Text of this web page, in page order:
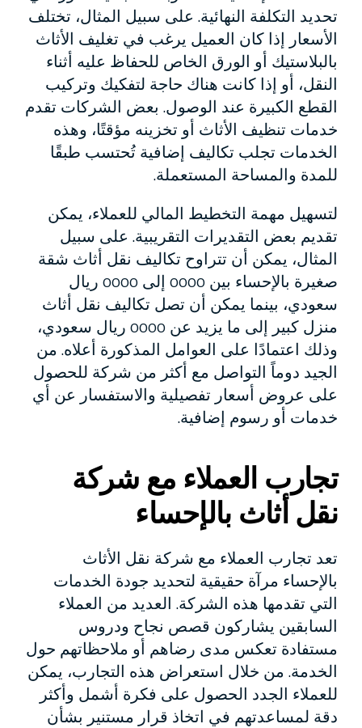
تحديد التكلفة النهائية. على سبيل المثال، تختلف
الأسعار إذا كان العميل يرغب في تغليف الأثاث
بالبلاستيك أو الورق الخاص للحفاظ عليه أثناء
النقل، أو إذا كانت هناك حاجة لتفكيك وتركيب
القطع الكبيرة عند الوصول. بعض الشركات تقدم
خدمات تنظيف الأثاث أو تخزينه مؤقتًا، وهذه
الخدمات تجلب تكاليف إضافية تُحتسب طبقًا
للمدة والمساحة المستعملة.
لتسهيل مهمة التخطيط المالي للعملاء، يمكن
تقديم بعض التقديرات التقريبية. على سبيل
المثال، يمكن أن تتراوح تكاليف نقل أثاث شقة
صغيرة بالإحساء بين 0000 إلى 0000 ريال
سعودي، بينما يمكن أن تصل تكاليف نقل أثاث
منزل كبير إلى ما يزيد عن 0000 ريال سعودي،
وذلك اعتمادًا على العوامل المذكورة أعلاه. من
الجيد دوماً التواصل مع أكثر من شركة للحصول
على عروض أسعار تفصيلية والاستفسار عن أي
خدمات أو رسوم إضافية.
تجارب العملاء مع شركة
نقل أثاث بالإحساء
تعد تجارب العملاء مع شركة نقل الأثاث
بالإحساء مرآة حقيقية لتحديد جودة الخدمات
التي تقدمها هذه الشركة. العديد من العملاء
السابقين يشاركون قصص نجاح ودروس
مستفادة تعكس مدى رضاهم أو ملاحظاتهم حول
الخدمة. من خلال استعراض هذه التجارب، يمكن
للعملاء الجدد الحصول على فكرة أشمل وأكثر
دقة لمساعدتهم في اتخاذ قرار مستنير بشأن